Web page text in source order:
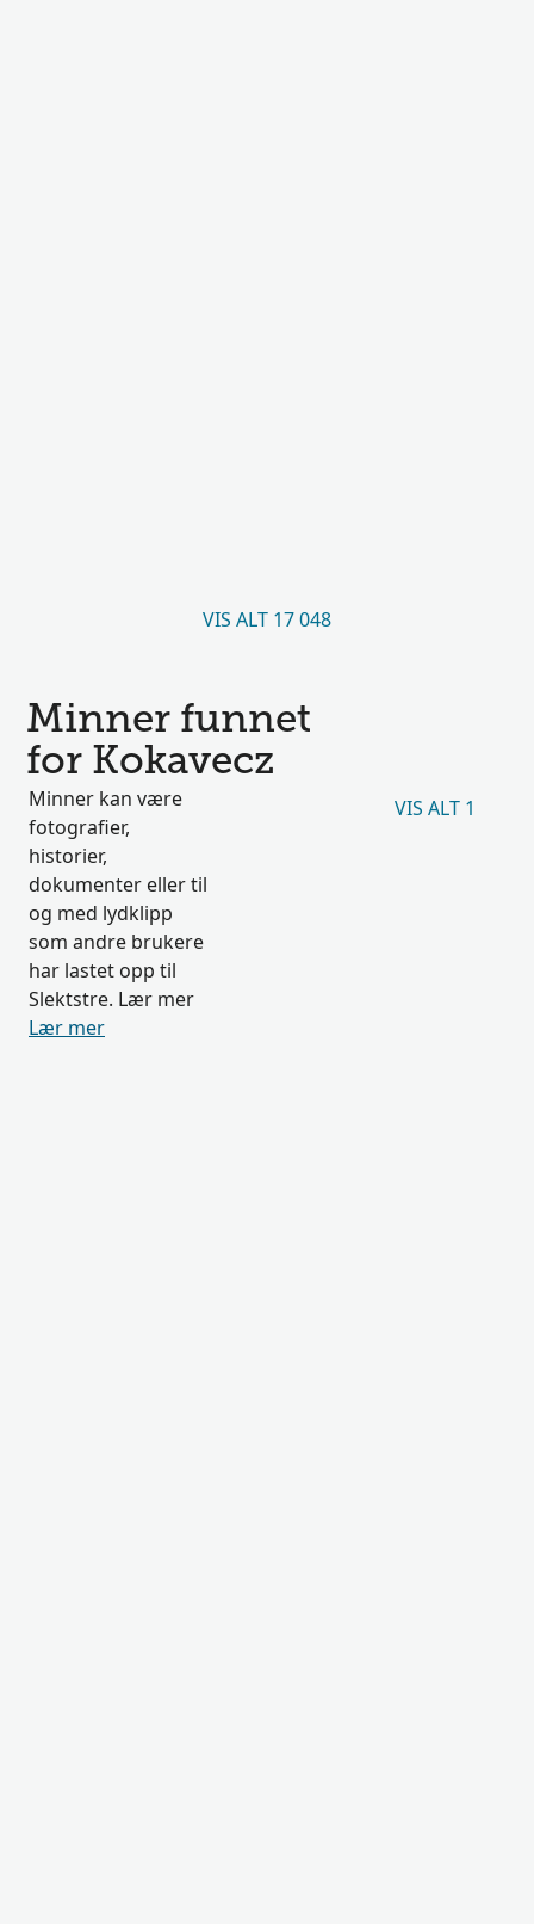
VIS ALT 17 048
Minner funnet
for Kokavecz
Minner kan være
fotografier,
historier,
dokumenter eller til
og med lydklipp
som andre brukere
har lastet opp til
Slektstre. Lær mer
Lær mer
VIS ALT 1